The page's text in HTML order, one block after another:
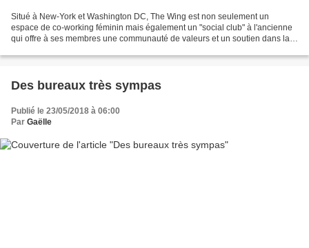
Situé à New-York et Washington DC, The Wing est non seulement un
espace de co-working féminin mais également un "social club" à l'ancienne
qui offre à ses membres une communauté de valeurs et un soutien dans la
Des bureaux très sympas
Publié le 23/05/2018 à 06:00
Par Gaëlle